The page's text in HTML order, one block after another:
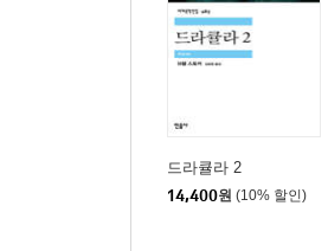
드라큘라 2
14,400원 (10% 할인)